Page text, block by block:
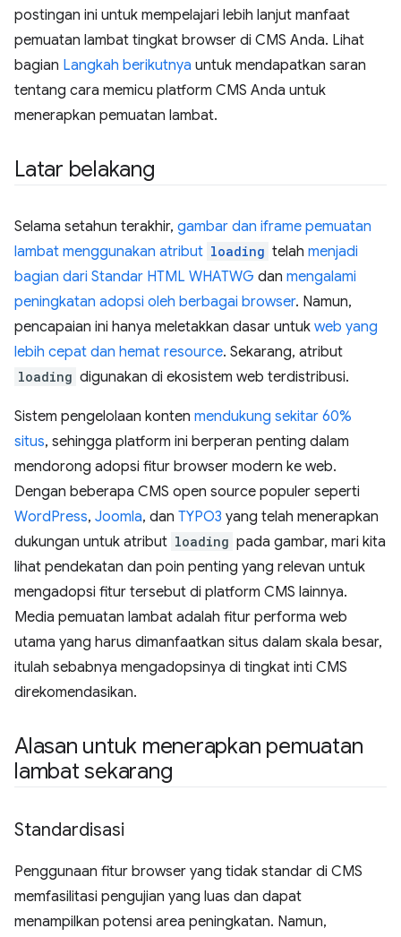
postingan ini untuk mempelajari lebih lanjut manfaat
pemuatan lambat tingkat browser di CMS Anda. Lihat
bagian Langkah berikutnya untuk mendapatkan saran
tentang cara memicu platform CMS Anda untuk
menerapkan pemuatan lambat.
Latar belakang
Selama setahun terakhir, gambar dan iframe pemuatan
lambat menggunakan atribut loading telah menjadi
bagian dari Standar HTML WHATWG dan mengalami
peningkatan adopsi oleh berbagai browser. Namun,
pencapaian ini hanya meletakkan dasar untuk web yang
lebih cepat dan hemat resource. Sekarang, atribut
loading digunakan di ekosistem web terdistribusi.
Sistem pengelolaan konten mendukung sekitar 60%
situs, sehingga platform ini berperan penting dalam
mendorong adopsi fitur browser modern ke web.
Dengan beberapa CMS open source populer seperti
WordPress, Joomla, dan TYPO3 yang telah menerapkan
dukungan untuk atribut loading pada gambar, mari kita
lihat pendekatan dan poin penting yang relevan untuk
mengadopsi fitur tersebut di platform CMS lainnya.
Media pemuatan lambat adalah fitur performa web
utama yang harus dimanfaatkan situs dalam skala besar,
itulah sebabnya mengadopsinya di tingkat inti CMS
direkomendasikan.
Alasan untuk menerapkan pemuatan
lambat sekarang
Standardisasi
Penggunaan fitur browser yang tidak standar di CMS
memfasilitasi pengujian yang luas dan dapat
menampilkan potensi area peningkatan. Namun,